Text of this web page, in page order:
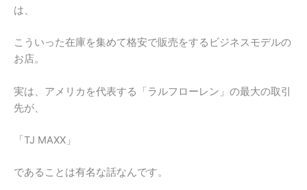
は、
こういった在庫を集めて格安で販売をするビジネスモデルの
お店。
実は、アメリカを代表する「ラルフローレン」の最大の取引
先が、
「TJ MAXX」
であることは有名な話なんです。